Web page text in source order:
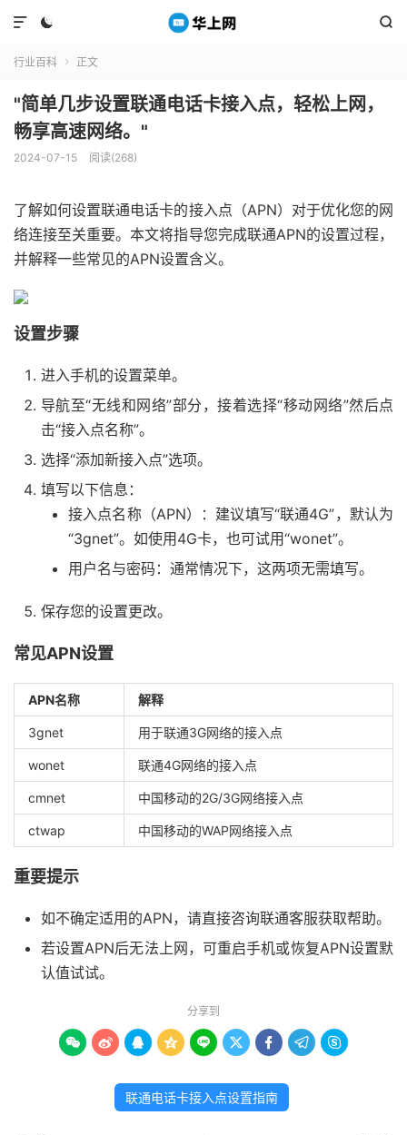
 

行业百科  正文
"简单几步设置联通电话卡接入点，轻松上网，
畅享高速网络。"
2024-07-15 阅读(268)
了解如何设置联通电话卡的接入点（APN）对于优化您的网
络连接至关重要。本文将指导您完成联通APN的设置过程，
并解释一些常见的APN设置含义。
设置步骤
进入手机的设置菜单。
导航至“无线和网络”部分，接着选择“移动网络”然后点
击“接入点名称”。
选择“添加新接入点”选项。
填写以下信息：
接入点名称（APN）：建议填写“联通4G”，默认为
“3gnet”。如使用4G卡，也可试用“wonet”。
用户名与密码：通常情况下，这两项无需填写。
保存您的设置更改。
常见APN设置
APN名称 解释
3gnet 用于联通3G网络的接入点
wonet 联通4G网络的接入点
cmnet 中国移动的2G/3G网络接入点
ctwap 中国移动的WAP网络接入点
重要提示
如不确定适用的APN，请直接咨询联通客服获取帮助。
若设置APN后无法上网，可重启手机或恢复APN设置默
认值试试。
分享到
        
联通电话卡接入点设置指南